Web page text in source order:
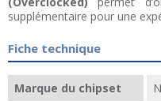
supplémentaire pour une
Fiche technique
Marque du chipset